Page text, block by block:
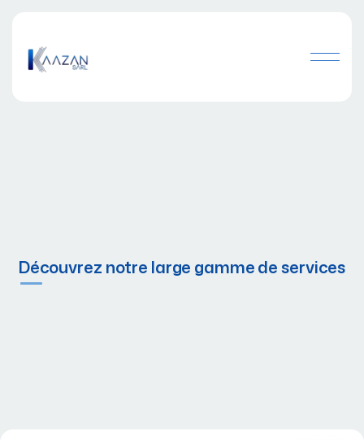
Découvrez notre large gamme de services